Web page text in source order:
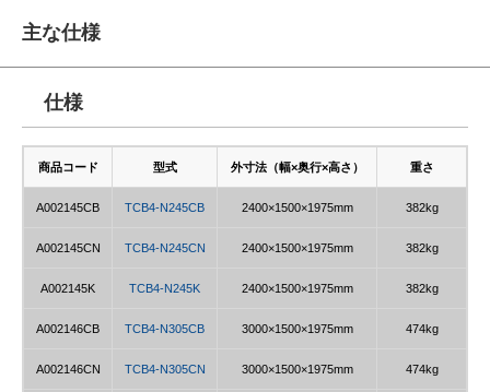
主な仕様
仕様
商品コード 型式 外寸法（幅×奥行×高さ） 重さ
A002145CB TCB4-N245CB 2400×1500×1975mm 382kg
A002145CN TCB4-N245CN 2400×1500×1975mm 382kg
A002145K TCB4-N245K 2400×1500×1975mm 382kg
A002146CB TCB4-N305CB 3000×1500×1975mm 474kg
A002146CN TCB4-N305CN 3000×1500×1975mm 474kg